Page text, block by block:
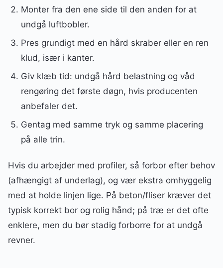
Monter fra den ene side til den anden for at
undgå luftbobler.
Pres grundigt med en hård skraber eller en ren
klud, især i kanter.
Giv klæb tid: undgå hård belastning og våd
rengøring det første døgn, hvis producenten
anbefaler det.
Gentag med samme tryk og samme placering
på alle trin.
Hvis du arbejder med profiler, så forbor efter behov
(afhængigt af underlag), og vær ekstra omhyggelig
med at holde linjen lige. På beton/fliser kræver det
typisk korrekt bor og rolig hånd; på træ er det ofte
enklere, men du bør stadig forborre for at undgå
revner.